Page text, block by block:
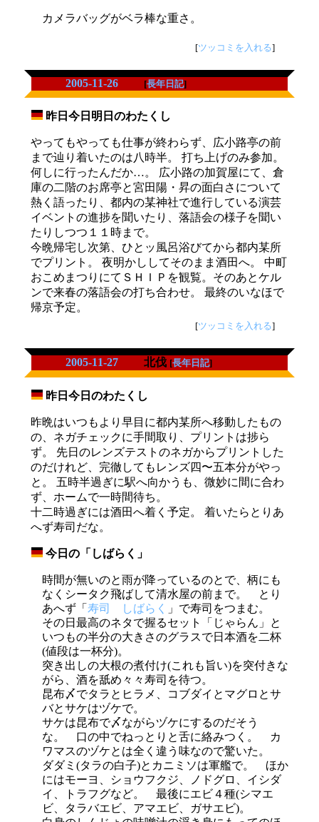
カメラバッグがベラ棒な重さ。
[ツッコミを入れる]
2005-11-26 [長年日記]
昨日今日明日のわたくし
やってもやっても仕事が終わらず、広小路亭の前
まで辿り着いたのは八時半。 打ち上げのみ参加。
何しに行ったんだか…。 広小路の加賀屋にて、倉
庫の二階のお席亭と宮田陽・昇の面白さについて
熱く語ったり、都内の某神社で進行している演芸
イベントの進捗を聞いたり、落語会の様子を聞い
たりしつつ１１時まで。
今晩帰宅し次第、ひとッ風呂浴びてから都内某所
でプリント。 夜明かししてそのまま酒田へ。 中町
おこめまつりにてＳＨＩＰを観覧。そのあとケル
ンで来春の落語会の打ち合わせ。 最終のいなほで
帰京予定。
[ツッコミを入れる]
2005-11-27 北伐 [長年日記]
昨日今日のわたくし
昨晩はいつもより早目に都内某所へ移動したもの
の、ネガチェックに手間取り、プリントは捗ら
ず。 先日のレンズテストのネガからプリントした
のだけれど、完徹してもレンズ四〜五本分がやっ
と。 五時半過ぎに駅へ向かうも、微妙に間に合わ
ず、ホームで一時間待ち。
十二時過ぎには酒田へ着く予定。 着いたらとりあ
へず寿司だな。
今日の「しばらく」
時間が無いのと雨が降っているのとで、柄にも
なくシータク飛ばして清水屋の前まで。 とり
あへず「 寿司 しばらく
」で寿司をつまむ。
その日最高のネタで握るセット「じゃらん」と
いつもの半分の大きさのグラスで日本酒を二杯
(値段は一杯分)。
突き出しの大根の煮付け(これも旨い)を突付きな
がら、酒を舐め々々寿司を待つ。
昆布〆でタラとヒラメ、コブダイとマグロとサ
バとサケはヅケで。
サケは昆布で〆ながらヅケにするのだそう
な。 口の中でねっとりと舌に絡みつく。 カ
ワマスのヅケとは全く違う味なので驚いた。
ダダミ(タラの白子)とカニミソは軍艦で。 ほか
にはモーヨ、ショウフクジ、ノドグロ、イシダ
イ、トラフグなど。 最後にエビ４種(シマエ
ビ、タラバエビ、アマエビ、ガサエビ)。